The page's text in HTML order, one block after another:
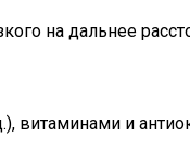
на дальнее
витаминами и